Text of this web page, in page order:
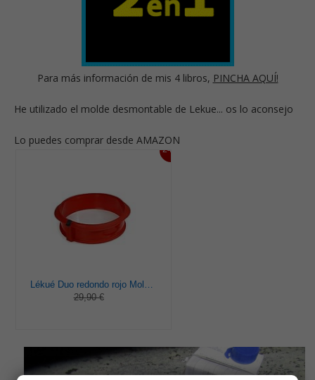
Para más información de mis 4 libros, PINCHA AQUÍ!
He utilizado el molde desmontable de Lekue... os lo aconsejo
Lo puedes comprar desde AMAZON
24%
29,90 €